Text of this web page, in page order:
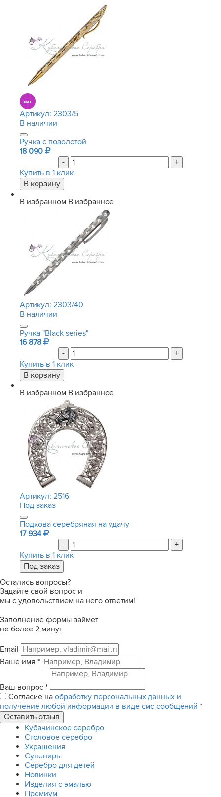
Артикул: 2303/5
В наличии
Ручка с позолотой
18 090
-
+
Купить в 1 клик
В избранном В избранное
Артикул: 2303/40
В наличии
Ручка "Black series"
16 878
-
+
Купить в 1 клик
В избранном В избранное
Артикул: 2516
Под заказ
Подкова серебряная на удачу
17 934
-
+
Купить в 1 клик
Остались вопросы?
Задайте свой вопрос и
мы с удовольствием на него ответим!
Заполнение формы займёт
не более 2 минут
Email
Ваше имя *
Ваш вопрос *
Согласие на обработку персональных данных и
получение любой информации в виде смс сообщений *
Кубачинское серебро
Столовое серебро
Украшения
Сувениры
Серебро для детей
Новинки
Изделия с эмалью
Премиум